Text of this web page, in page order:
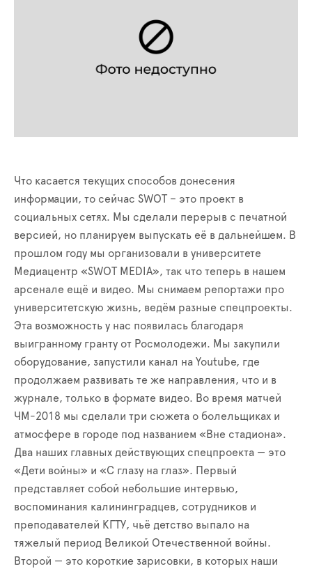
Что касается текущих способов донесения
информации, то сейчас SWOT – это проект в
социальных сетях. Мы сделали перерыв с печатной
версией, но планируем выпускать её в дальнейшем. В
прошлом году мы организовали в университете
Медиацентр «SWOT MEDIA», так что теперь в нашем
арсенале ещё и видео. Мы снимаем репортажи про
университетскую жизнь, ведём разные спецпроекты.
Эта возможность у нас появилась благодаря
выигранному гранту от Росмолодежи. Мы закупили
оборудование, запустили канал на Youtube, где
продолжаем развивать те же направления, что и в
журнале, только в формате видео. Во время матчей
ЧМ-2018 мы сделали три сюжета о болельщиках и
атмосфере в городе под названием «Вне стадиона».
Два наших главных действующих спецпроекта — это
«Дети войны» и «С глазу на глаз». Первый
представляет собой небольшие интервью,
воспоминания калининградцев, сотрудников и
преподавателей КГТУ, чьё детство выпало на
тяжелый период Великой Отечественной войны.
Второй — это короткие зарисовки, в которых наши